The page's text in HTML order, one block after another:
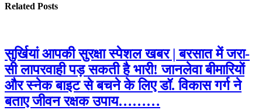
Related Posts
सुर्खियां आपकी सुरक्षा स्पेशल खबर | बरसात में जरा-
सी लापरवाही पड़ सकती है भारी! जानलेवा बीमारियों
और स्नेक बाइट से बचने के लिए डॉ. विकास गर्ग ने
बताए जीवन रक्षक उपाय………